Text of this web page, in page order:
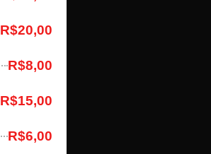
R$20,00
R$8,00
R$15,00
R$6,00